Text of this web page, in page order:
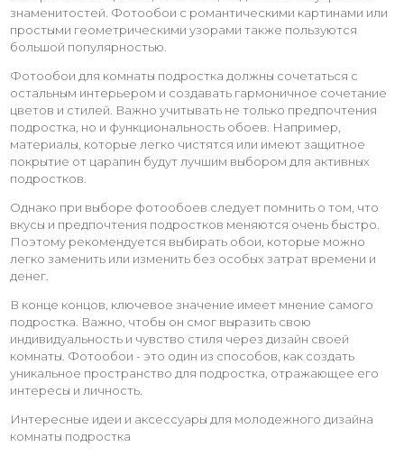
знаменитостей. Фотообои с романтическими картинами или
простыми геометрическими узорами также пользуются
большой популярностью.
Фотообои для комнаты подростка должны сочетаться с
остальным интерьером и создавать гармоничное сочетание
цветов и стилей. Важно учитывать не только предпочтения
подростка, но и функциональность обоев. Например,
материалы, которые легко чистятся или имеют защитное
покрытие от царапин будут лучшим выбором для активных
подростков.
Однако при выборе фотообоев следует помнить о том, что
вкусы и предпочтения подростков меняются очень быстро.
Поэтому рекомендуется выбирать обои, которые можно
легко заменить или изменить без особых затрат времени и
денег.
В конце концов, ключевое значение имеет мнение самого
подростка. Важно, чтобы он смог выразить свою
индивидуальность и чувство стиля через дизайн своей
комнаты. Фотообои - это один из способов, как создать
уникальное пространство для подростка, отражающее его
интересы и личность.
Интересные идеи и аксессуары для молодежного дизайна
комнаты подростка